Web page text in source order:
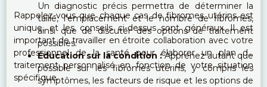
Un diagnostic précis permettra de déterminer la
taille, l'emplacement et le nombre de fibromes,
ainsi que de discuter des options de traitement
possibles.
Éducation sur la condition :Apprenez autant que
possible sur les fibromes utérins, y compris les
symptômes, les facteurs de risque et les options de
Rappelez-vous que chaque cas de fibromes utérins est
unique, et les conseils ci-dessus sont généraux. Il est
important de travailler en étroite collaboration avec votre
professionnel de la santé pour élaborer un plan de
traitement personnalisé en fonction de votre situation
spécifique.